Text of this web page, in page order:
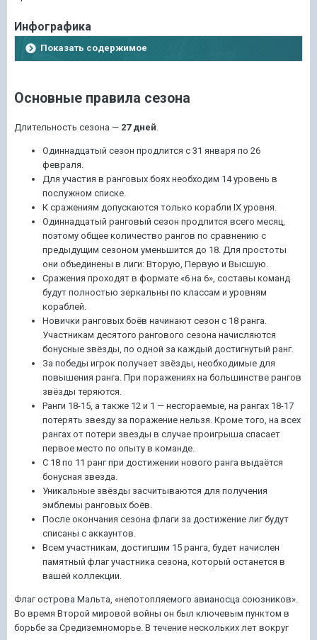
Инфографика
Показать содержимое
Основные правила сезона
Длительность сезона — 27 дней
Одиннадцатый сезон продлится с 31 января по 26
февраля.
Для участия в ранговых боях необходим 14 уровень в
послужном списке.
К сражениям допускаются только корабли IX уровня.
Одиннадцатый ранговый сезон продлится всего месяц,
поэтому общее количество рангов по сравнению с
предыдущим сезоном уменьшится до 18. Для простоты
они объединены в лиги: Вторую, Первую и Высшую.
Сражения проходят в формате «6 на 6», составы команд
будут полностью зеркальны по классам и уровням
кораблей.
Новички ранговых боёв начинают сезон с 18 ранга.
Участникам десятого рангового сезона начисляются
бонусные звёзды, по одной за каждый достигнутый ранг.
За победы игрок получает звёзды, необходимые для
повышения ранга. При поражениях на большинстве рангов
звёзды теряются.
Ранги 18-15, а также 12 и 1 — несгораемые, на рангах 18-17
потерять звезду за поражение нельзя. Кроме того, на всех
рангах от потери звезды в случае проигрыша спасает
первое место по опыту в команде.
С 18 по 11 ранг при достижении нового ранга выдаётся
бонусная звезда.
Уникальные звёзды засчитываются для получения
эмблемы ранговых боёв.
После окончания сезона флаги за достижение лиг будут
списаны с аккаунтов.
Всем участникам, достигшим 15 ранга, будет начислен
памятный флаг участника сезона, который останется в
вашей коллекции.
Флаг острова Мальта, «непотопляемого авианосца союзников».
Во время Второй мировой войны он был ключевым пунктом в
борьбе за Средиземноморье. В течение нескольких лет вокруг